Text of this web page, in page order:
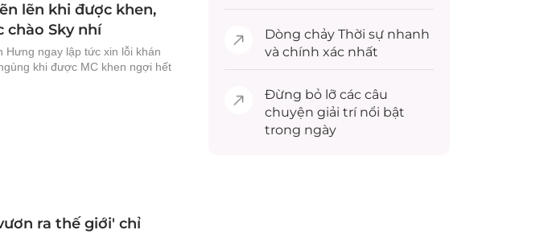
lẽn khi được khen,
chào Sky nhí
Hưng ngay lập tức xin lỗi khán
khi được MC khen ngợi hết
ra thế giới' chỉ
Dòng chảy Thời sự nhanh
và chính xác nhất
Đừng bỏ lỡ các câu
chuyện giải trínổi bật
trong ngày